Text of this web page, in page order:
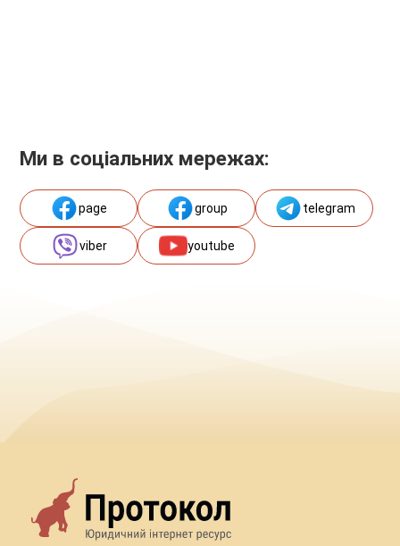
Ми в соціальних мережах:
page group telegram
viber youtube